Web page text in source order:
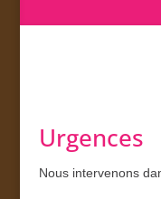
Urgences
Nous intervenons